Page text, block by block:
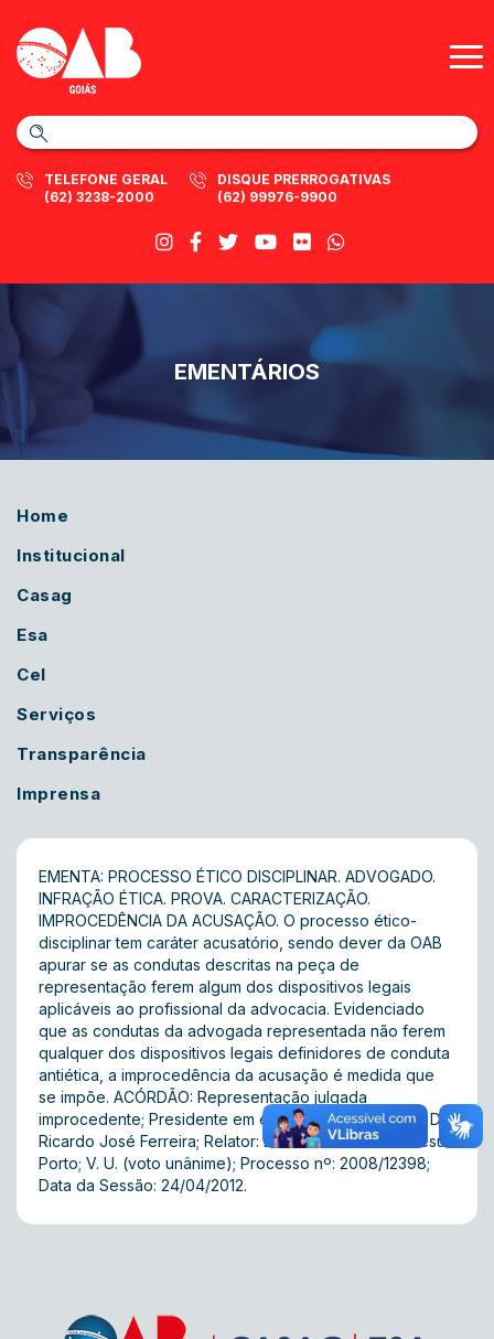
TELEFONE GERAL
(62) 3238-2000
DISQUE PRERROGATIVAS
(62) 99976-9900
EMENTÁRIOS
Home
Institucional
Casag
Esa
Cel
Serviços
Transparência
Imprensa
EMENTA: PROCESSO ÉTICO DISCIPLINAR. ADVOGADO.
INFRAÇÃO ÉTICA. PROVA. CARACTERIZAÇÃO.
IMPROCEDÊNCIA DA ACUSAÇÃO. O processo ético-
disciplinar tem caráter acusatório, sendo dever da OAB
apurar se as condutas descritas na peça de
representação ferem algum dos dispositivos legais
aplicáveis ao profissional da advocacia. Evidenciado
que as condutas da advogada representada não ferem
qualquer dos dispositivos legais definidores de conduta
antiética, a improcedência da acusação é medida que
se impõe. ACÓRDÃO: Representação julgada
improcedente; Presidente em exercício da 4ª Turma: Dr.
Ricardo José Ferreira; Relator: Dr. Marcos José de Jesus
Porto; V. U. (voto unânime); Processo nº: 2008/12398;
Data da Sessão: 24/04/2012.